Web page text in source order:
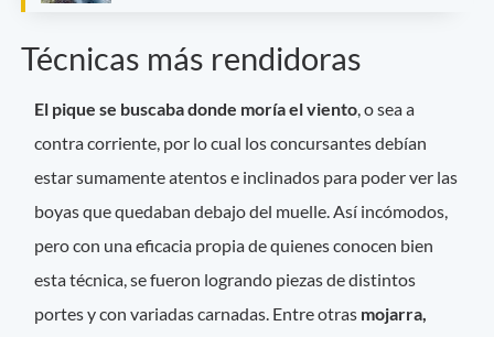
Técnicas más rendidoras
El pique se buscaba donde moría el viento , o sea a
contra corriente, por lo cual los concursantes debían
estar sumamente atentos e inclinados para poder ver las
boyas que quedaban debajo del muelle. Así incómodos,
pero con una eficacia propia de quienes conocen bien
esta técnica, se fueron logrando piezas de distintos
portes y con variadas carnadas. Entre otras mojarra,